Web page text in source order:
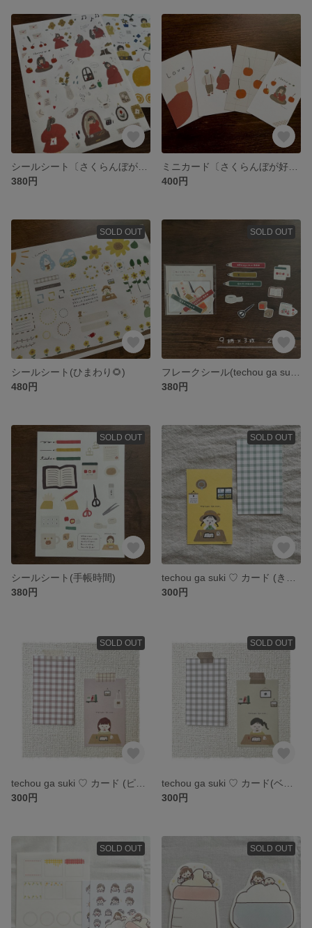
380円
400円
SOLD OUT
シールシート(ひまわり🌻)
480円
SOLD OUT
380円
SOLD OUT
シールシート(手帳時間)
380円
SOLD OUT
300円
SOLD OUT
300円
SOLD OUT
300円
SOLD OUT SOLD OUT